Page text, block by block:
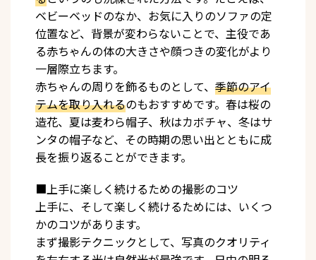
ベビーベッドのなか、お気に入りのソファの定
位置など、背景が変わらないことで、主役であ
る赤ちゃんの体の大きさや顔つきの変化がより
一層際立ちます。
赤ちゃんの周りを飾るものとして、 季節のアイ
テムを取り入れるのもおすすめです。春は桜の
造花、夏は麦わら帽子、秋はカボチャ、冬はサ
ンタの帽子など、その時期の思い出とともに成
長を振り返ることができます。
■上手に楽しく続けるための撮影のコツ
上手に、そして楽しく続けるためには、いくつ
かのコツがあります。
まず撮影テクニックとして、写真のクオリティ